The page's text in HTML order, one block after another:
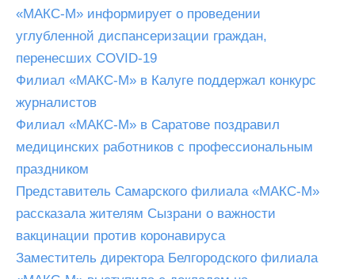
«МАКС-М» информирует о проведении
углубленной диспансеризации граждан,
перенесших COVID-19
Филиал «МАКС-М» в Калуге поддержал конкурс
журналистов
Филиал «МАКС-М» в Саратове поздравил
медицинских работников с профессиональным
праздником
Представитель Самарского филиала «МАКС-М»
рассказала жителям Сызрани о важности
вакцинации против коронавируса
Заместитель директора Белгородского филиала